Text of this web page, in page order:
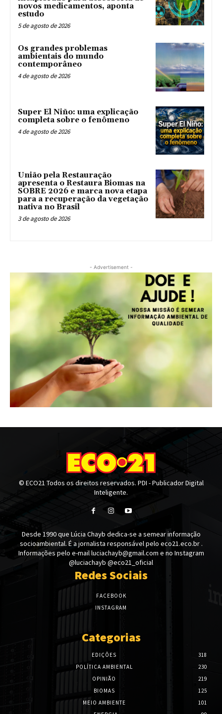
novos medicamentos, aponta
estudo
5 de agosto de 2026
Os grandes problemas
ambientais do mundo
contemporâneo
4 de agosto de 2026
Super El Niño: uma explicação
completa sobre o fenômeno
4 de agosto de 2026
União pela Restauração
apresenta o Restaura Biomas na
SOBRE 2026 e marca nova etapa
para a recuperação da vegetação
nativa no Brasil
3 de agosto de 2026
- Advertisement -
© ECO21 Todos os direitos reservados. PDI - Publicador Digital
Inteligente.
Desde 1990 que Lúcia Chayb dedica-se a semear informação
socioambiental. É a jornalista responsável pelo eco21.eco.br .
Informações pelo e-mail luciachayb@gmail.com e no Instagram
@luciachayb @eco21_oficial
Redes Sociais
FACEBOOK
INSTAGRAM
Categorias
EDIÇÕES
318
POLÍTICA AMBIENTAL
230
OPINIÃO
219
BIOMAS
125
MEIO AMBIENTE
101